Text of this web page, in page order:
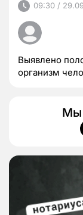
09:30 /
Выявлено
организм
Мы